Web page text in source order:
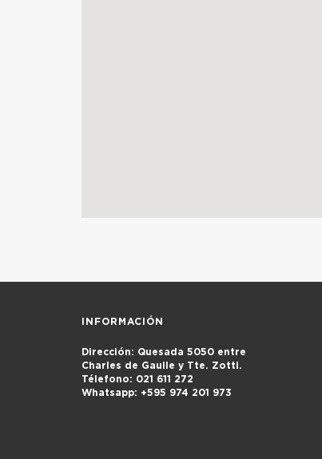
INFORMACIÓN
Dirección: Quesada 5050 entre
Charles de Gaulle y Tte. Zotti.
Télefono: 021 611 272
Whatsapp: +595 974 201 973